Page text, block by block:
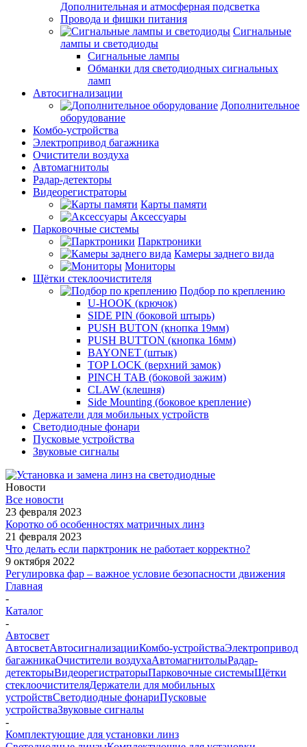
Дополнительная и атмосферная подсветка
Провода и фишки питания
Cигнальные
лампы и светодиоды
Сигнальные лампы
Обманки для светодиодных сигнальных
ламп
Автосигнализации
Дополнительное
оборудование
Комбо-устройства
Электропривод багажника
Очистители воздуха
Автомагнитолы
Радар-детекторы
Видеорегистраторы
Карты памяти
Аксессуары
Парковочные системы
Парктроники
Камеры заднего вида
Мониторы
Щётки стеклоочистителя
Подбор по креплению
U-HOOK (крючок)
SIDE PIN (боковой штырь)
PUSH BUTON (кнопка 19мм)
PUSH BUTTON (кнопка 16мм)
BAYONET (штык)
TOP LOCK (верхний замок)
PINCH TAB (боковой зажим)
CLAW (клешня)
Side Mounting (боковое крепление)
Держатели для мобильных устройств
Светодиодные фонари
Пусковые устройства
Звуковые сигналы
Новости
Все новости
23 февраля 2023
Коротко об особенностях матричных линз
21 февраля 2023
Что делать если парктроник не работает корректно?
9 октября 2022
Регулировка фар – важное условие безопасности движения
Главная
-
Каталог
-
Автосвет
АвтосветАвтосигнализацииКомбо-устройстваЭлектропривод
багажникаОчистители воздухаАвтомагнитолыРадар-
детекторыВидеорегистраторыПарковочные системыЩётки
стеклоочистителяДержатели для мобильных
устройствСветодиодные фонариПусковые
устройстваЗвуковые сигналы
-
Комплектующие для установки линз